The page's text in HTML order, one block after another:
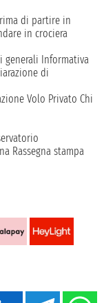
di partire in
in crociera
generali Informativa
di
Volo Privato Chi
Rassegna stampa